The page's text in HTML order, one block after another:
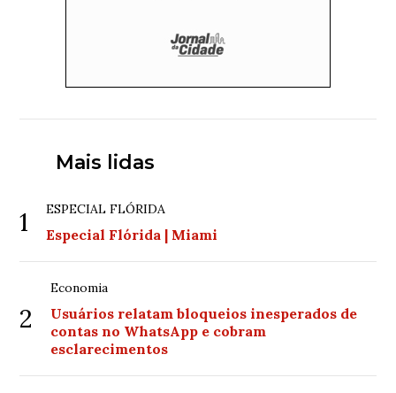
Mais lidas
1 ESPECIAL FLÓRIDA
Especial Flórida | Miami
2
Economia
Usuários relatam bloqueios inesperados de
contas no WhatsApp e cobram
esclarecimentos